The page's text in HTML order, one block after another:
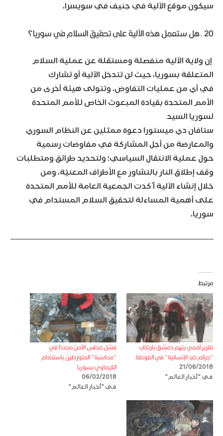
سيكون موقع الآلية في جنيف في سويسرا.
20 .هل ستعمل هذه الآلية على تحقيق السلام في سوريا؟
إن ولاية الآلية منفصلة ومستقلة عن عملية السلام
المتعلقة بسوريا، حيث لن تتدخل الآلية أو تشارك
في أي من عمليات التفاوض. وتتولى هيئة أخرى من
الأمم المتحدة بقيادة المبعوث الخاص للأمم المتحدة
لسوريا السيد
ستافان دي ميستورا دعوة ممثلين عن النظام السوري
والمعارضة من أجل المشاركة في مفاوضات رسمية
حول عملية الانتقال السياسي؛ ولتحديد طرائق ومتطلبات
وقف إطلاق النار بالتشاور مع الأطراف المعنيّة. ومن
خلال إنشاء الآلية أ ّكدت الجمعية العامة للأمم المتحدة
على أهمية المساءلة لتحقيق السلام المستدام في
سوريا.
مرتبط
تقرير أممي يتهم دمشق بارتكاب
“جرائم ضد الإنسانية” في الغوطة
21/06/2018
في "أخبار العالم"
فشل مجلس الأمن مجددًا في
“محاسبة” المتورطين باستخدام
الكيماوي بسوريا
06/02/2018
في "أخبار العالم"